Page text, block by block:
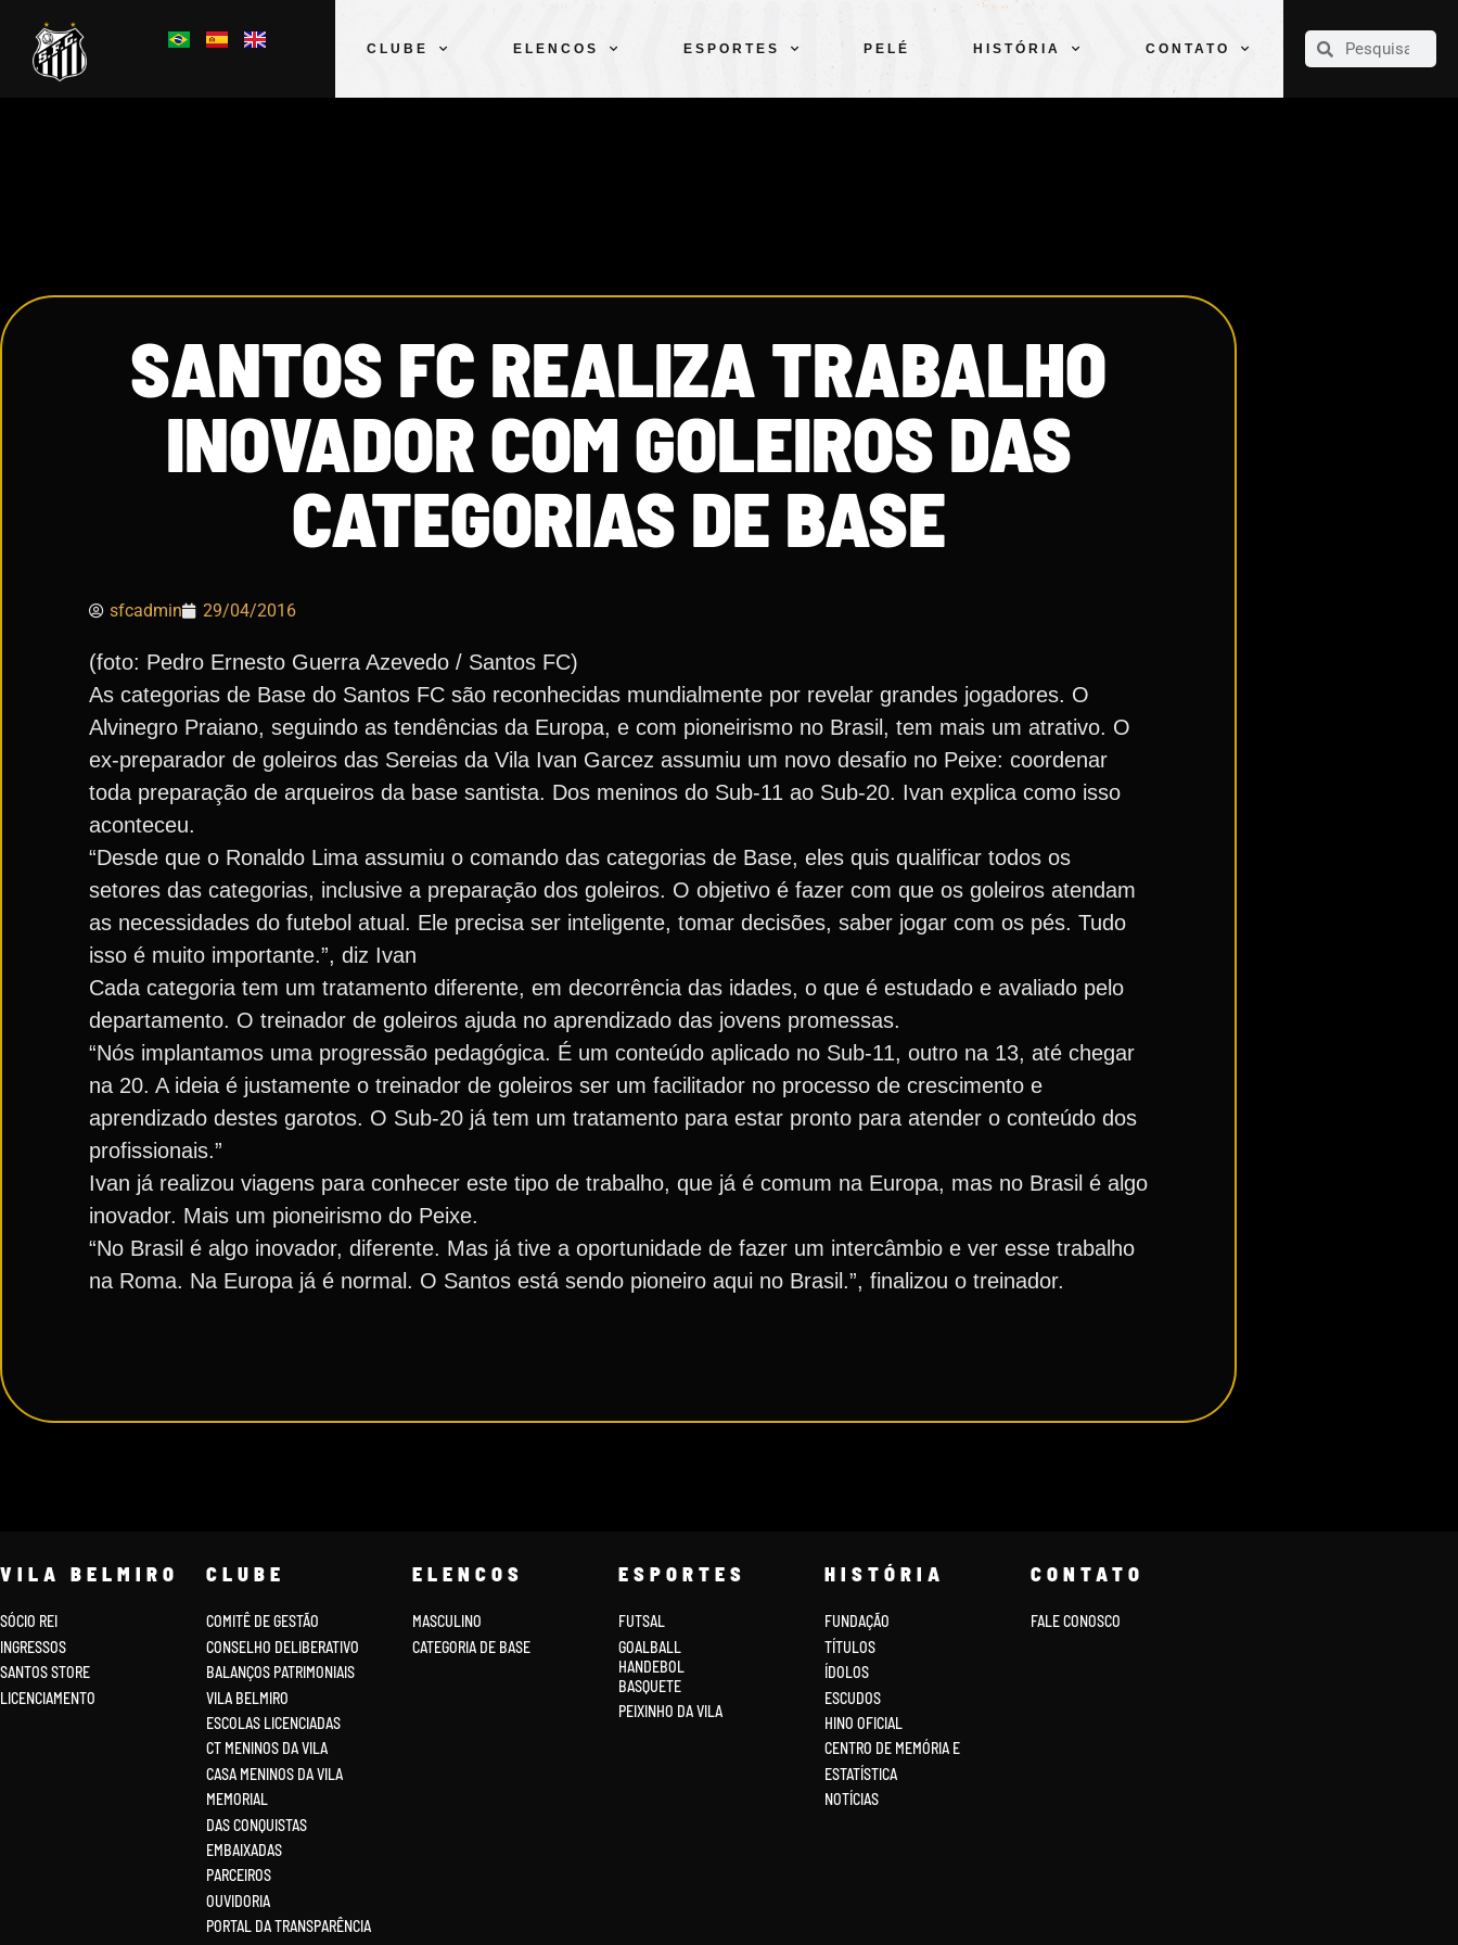
CLUBE ELENCOS ESPORTES PELÉ HISTÓRIA CONTATO
CLUBE
SANTOS FC REALIZA TRABALHO
INOVADOR COM GOLEIROS DAS
CATEGORIAS DE BASE
sfcadmin 29/04/2016
(foto: Pedro Ernesto Guerra Azevedo / Santos FC)
As categorias de Base do Santos FC são reconhecidas mundialmente por revelar grandes jogadores. O
Alvinegro Praiano, seguindo as tendências da Europa, e com pioneirismo no Brasil, tem mais um atrativo. O
ex-preparador de goleiros das Sereias da Vila Ivan Garcez assumiu um novo desafio no Peixe: coordenar
toda preparação de arqueiros da base santista. Dos meninos do Sub-11 ao Sub-20. Ivan explica como isso
aconteceu.
“Desde que o Ronaldo Lima assumiu o comando das categorias de Base, eles quis qualificar todos os
setores das categorias, inclusive a preparação dos goleiros. O objetivo é fazer com que os goleiros atendam
as necessidades do futebol atual. Ele precisa ser inteligente, tomar decisões, saber jogar com os pés. Tudo
isso é muito importante.”, diz Ivan
Cada categoria tem um tratamento diferente, em decorrência das idades, o que é estudado e avaliado pelo
departamento. O treinador de goleiros ajuda no aprendizado das jovens promessas.
“Nós implantamos uma progressão pedagógica. É um conteúdo aplicado no Sub-11, outro na 13, até chegar
na 20. A ideia é justamente o treinador de goleiros ser um facilitador no processo de crescimento e
aprendizado destes garotos. O Sub-20 já tem um tratamento para estar pronto para atender o conteúdo dos
profissionais.”
Ivan já realizou viagens para conhecer este tipo de trabalho, que já é comum na Europa, mas no Brasil é algo
inovador. Mais um pioneirismo do Peixe.
“No Brasil é algo inovador, diferente. Mas já tive a oportunidade de fazer um intercâmbio e ver esse trabalho
na Roma. Na Europa já é normal. O Santos está sendo pioneiro aqui no Brasil.”, finalizou o treinador.
VILA BELMIRO
SÓCIO REI
INGRESSOS
SANTOS STORE
LICENCIAMENTO
CLUBE
COMITÊ DE GESTÃO
CONSELHO DELIBERATIVO
BALANÇOS PATRIMONIAIS
VILA BELMIRO
ESCOLAS LICENCIADAS
CT MENINOS DA VILA
CASA MENINOS DA VILA
MEMORIAL
DAS CONQUISTAS
EMBAIXADAS
PARCEIROS
OUVIDORIA
PORTAL DA TRANSPARÊNCIA
ELENCOS
MASCULINO
CATEGORIA DE BASE
ESPORTES
FUTSAL
GOALBALL
HANDEBOL
BASQUETE
PEIXINHO DA VILA
HISTÓRIA
FUNDAÇÃO
TÍTULOS
ÍDOLOS
ESCUDOS
HINO OFICIAL
CENTRO DE MEMÓRIA E
ESTATÍSTICA
NOTÍCIAS
CONTATO
FALE CONOSCO